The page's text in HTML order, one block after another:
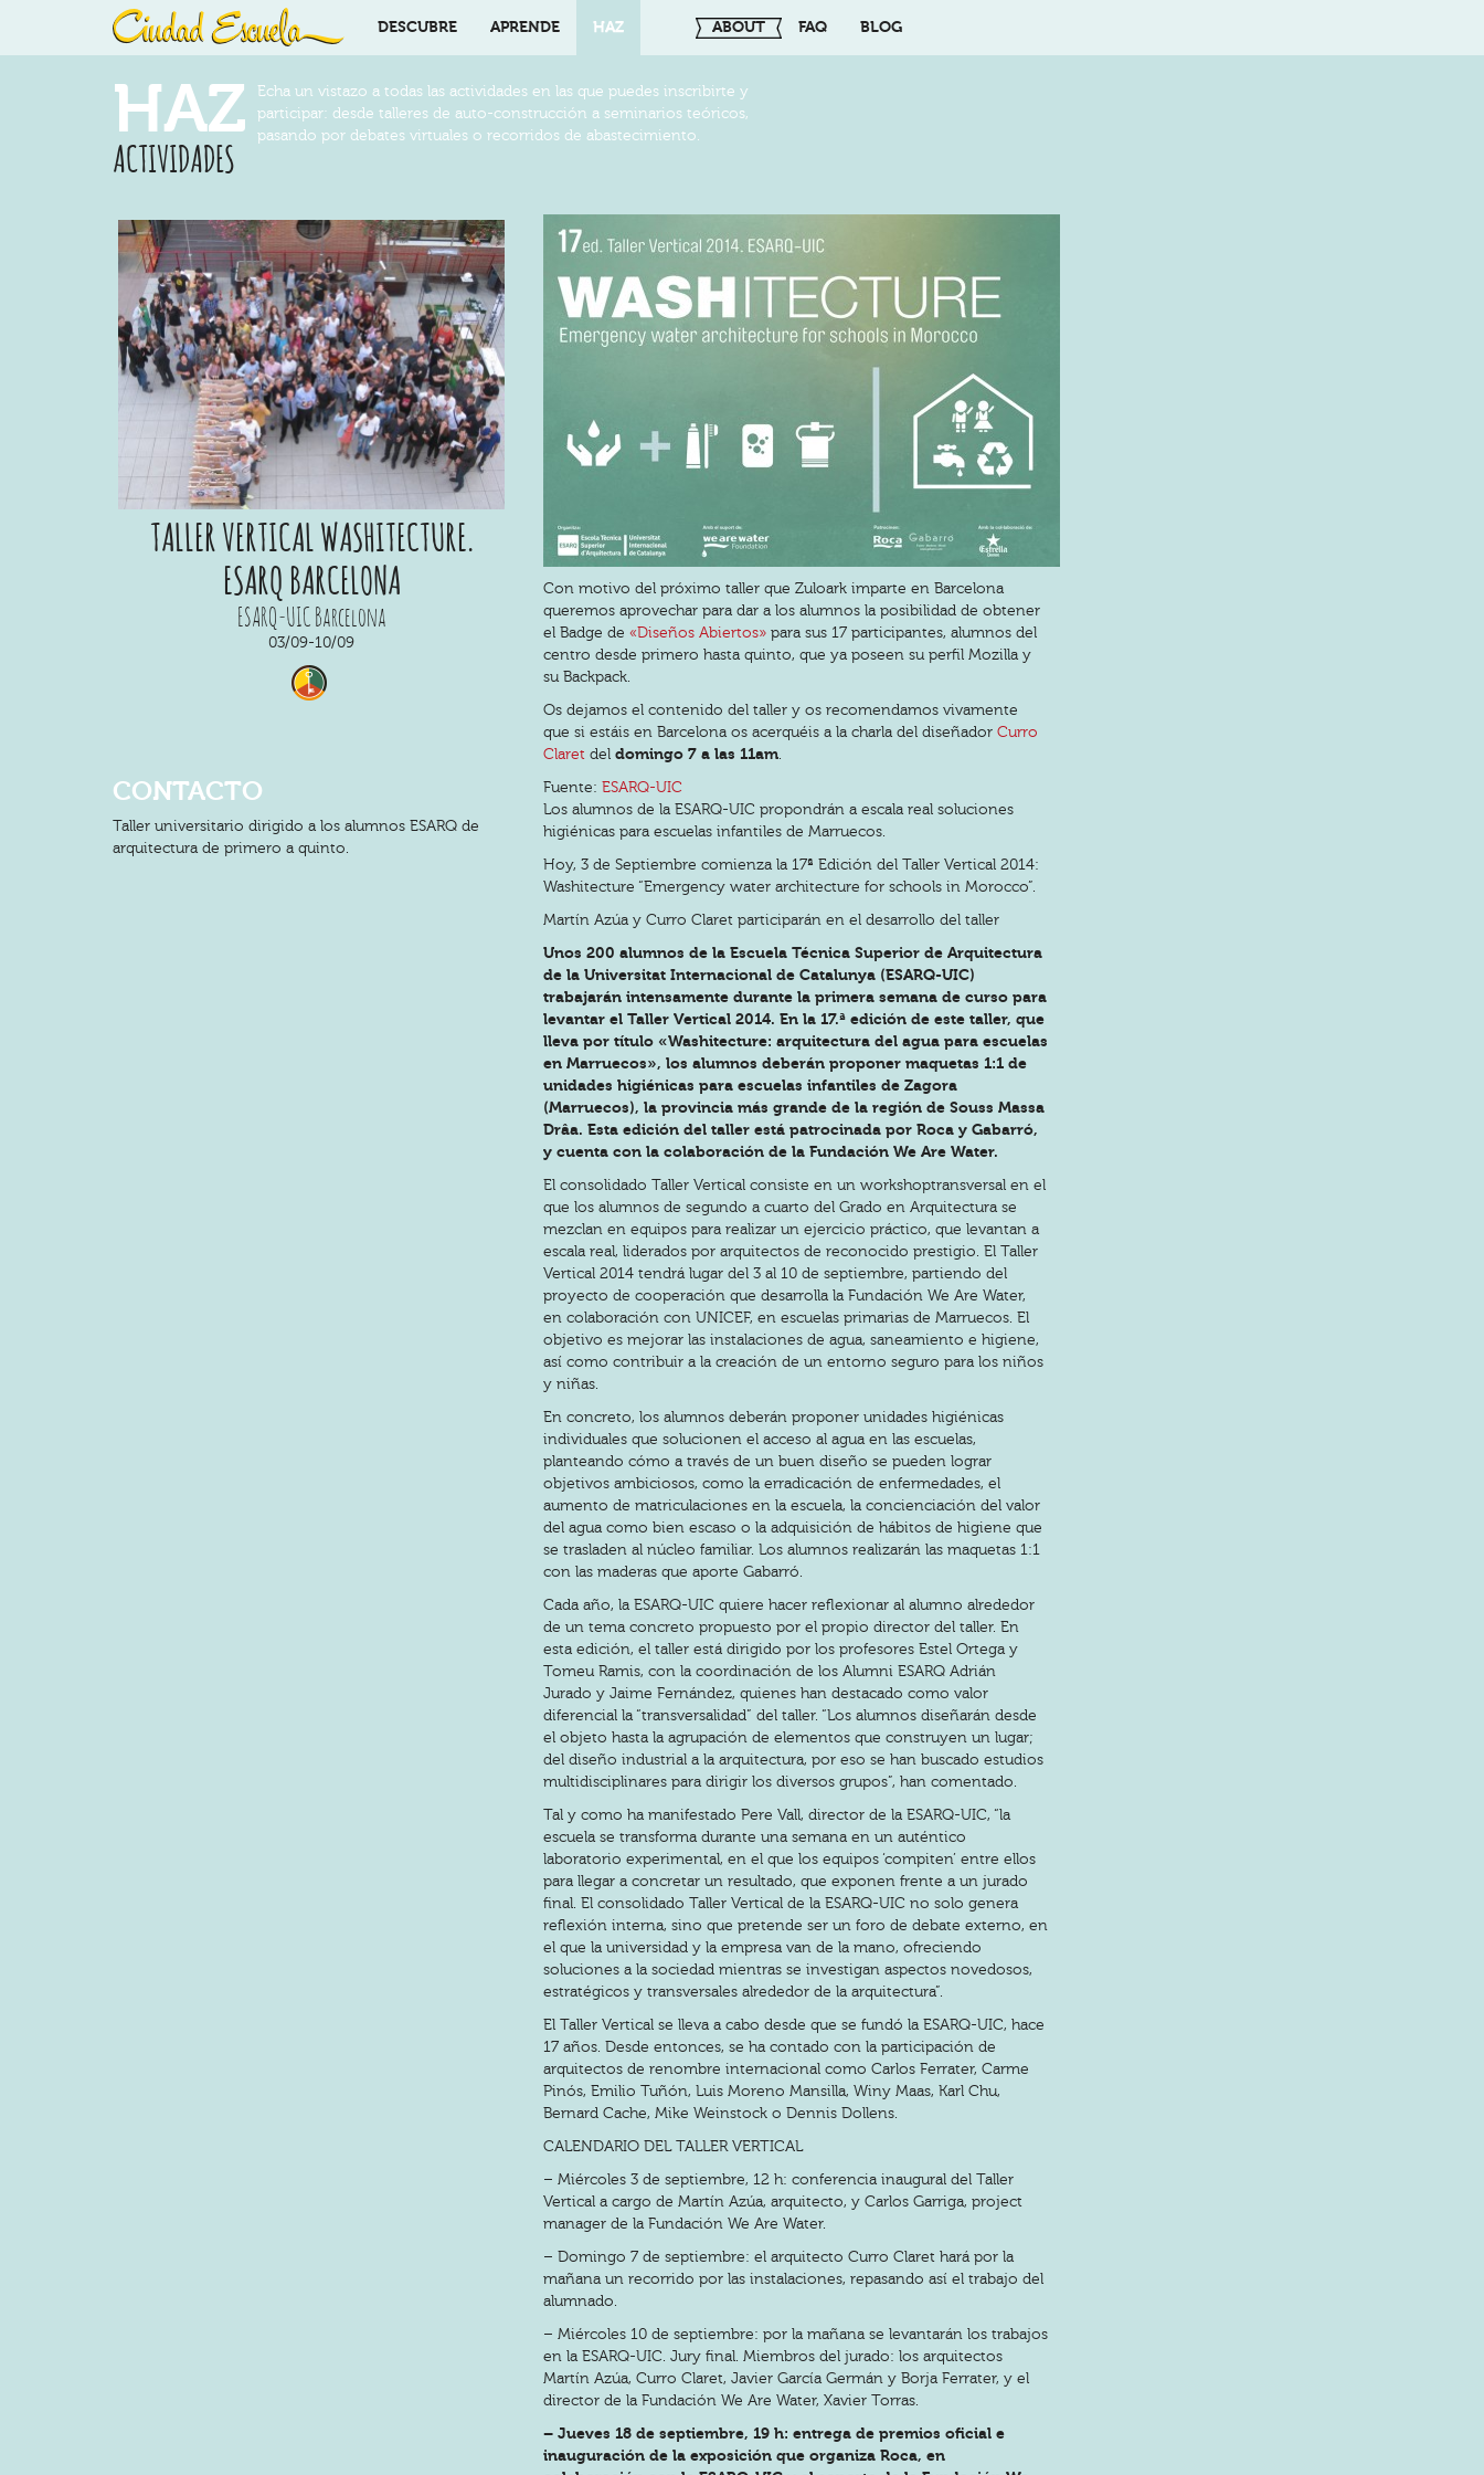
DESCUBRE APRENDE HAZ ABOUT FAQ BLOG
HAZ
ACTIVIDADES
Echa un vistazo a todas las actividades en las que puedes inscribirte y
participar: desde talleres de auto-construcción a seminarios teóricos,
pasando por debates virtuales o recorridos de abastecimiento.
TALLER VERTICAL WASHITECTURE.
ESARQ BARCELONA
ESARQ-UIC Barcelona
03/09-10/09
CONTACTO
Taller universitario dirigido a los alumnos ESARQ de
arquitectura de primero a quinto.
Con motivo del próximo taller que Zuloark imparte en Barcelona
queremos aprovechar para dar a los alumnos la posibilidad de obtener
el Badge de «Diseños Abiertos» para sus 17 participantes, alumnos del
centro desde primero hasta quinto, que ya poseen su perfil Mozilla y
su Backpack.
Os dejamos el contenido del taller y os recomendamos vivamente
que si estáis en Barcelona os acerquéis a la charla del diseñador Curro
Claret del domingo 7 a las 11am.
Fuente: ESARQ-UIC
Los alumnos de la ESARQ-UIC propondrán a escala real soluciones
higiénicas para escuelas infantiles de Marruecos.
Hoy, 3 de Septiembre comienza la 17ª Edición del Taller Vertical 2014:
Washitecture “Emergency water architecture for schools in Morocco”.
Martín Azúa y Curro Claret participarán en el desarrollo del taller
Unos 200 alumnos de la Escuela Técnica Superior de Arquitectura
de la Universitat Internacional de Catalunya (ESARQ-UIC)
trabajarán intensamente durante la primera semana de curso para
levantar el Taller Vertical 2014. En la 17.ª edición de este taller, que
lleva por título «Washitecture: arquitectura del agua para escuelas
en Marruecos», los alumnos deberán proponer maquetas 1:1 de
unidades higiénicas para escuelas infantiles de Zagora
(Marruecos), la provincia más grande de la región de Souss Massa
Drâa. Esta edición del taller está patrocinada por Roca y Gabarró,
y cuenta con la colaboración de la Fundación We Are Water.
El consolidado Taller Vertical consiste en un workshoptransversal en el
que los alumnos de segundo a cuarto del Grado en Arquitectura se
mezclan en equipos para realizar un ejercicio práctico, que levantan a
escala real, liderados por arquitectos de reconocido prestigio. El Taller
Vertical 2014 tendrá lugar del 3 al 10 de septiembre, partiendo del
proyecto de cooperación que desarrolla la Fundación We Are Water,
en colaboración con UNICEF, en escuelas primarias de Marruecos. El
objetivo es mejorar las instalaciones de agua, saneamiento e higiene,
así como contribuir a la creación de un entorno seguro para los niños
y niñas.
En concreto, los alumnos deberán proponer unidades higiénicas
individuales que solucionen el acceso al agua en las escuelas,
planteando cómo a través de un buen diseño se pueden lograr
objetivos ambiciosos, como la erradicación de enfermedades, el
aumento de matriculaciones en la escuela, la concienciación del valor
del agua como bien escaso o la adquisición de hábitos de higiene que
se trasladen al núcleo familiar. Los alumnos realizarán las maquetas 1:1
con las maderas que aporte Gabarró.
Cada año, la ESARQ-UIC quiere hacer reflexionar al alumno alrededor
de un tema concreto propuesto por el propio director del taller. En
esta edición, el taller está dirigido por los profesores Estel Ortega y
Tomeu Ramis, con la coordinación de los Alumni ESARQ Adrián
Jurado y Jaime Fernández, quienes han destacado como valor
diferencial la “transversalidad” del taller. “Los alumnos diseñarán desde
el objeto hasta la agrupación de elementos que construyen un lugar;
del diseño industrial a la arquitectura, por eso se han buscado estudios
multidisciplinares para dirigir los diversos grupos”, han comentado.
Tal y como ha manifestado Pere Vall, director de la ESARQ-UIC, “la
escuela se transforma durante una semana en un auténtico
laboratorio experimental, en el que los equipos ‘compiten’ entre ellos
para llegar a concretar un resultado, que exponen frente a un jurado
final. El consolidado Taller Vertical de la ESARQ-UIC no solo genera
reflexión interna, sino que pretende ser un foro de debate externo, en
el que la universidad y la empresa van de la mano, ofreciendo
soluciones a la sociedad mientras se investigan aspectos novedosos,
estratégicos y transversales alrededor de la arquitectura”.
El Taller Vertical se lleva a cabo desde que se fundó la ESARQ-UIC, hace
17 años. Desde entonces, se ha contado con la participación de
arquitectos de renombre internacional como Carlos Ferrater, Carme
Pinós, Emilio Tuñón, Luis Moreno Mansilla, Winy Maas, Karl Chu,
Bernard Cache, Mike Weinstock o Dennis Dollens.
CALENDARIO DEL TALLER VERTICAL
– Miércoles 3 de septiembre, 12 h: conferencia inaugural del Taller
Vertical a cargo de Martín Azúa, arquitecto, y Carlos Garriga, project
manager de la Fundación We Are Water.
– Domingo 7 de septiembre: el arquitecto Curro Claret hará por la
mañana un recorrido por las instalaciones, repasando así el trabajo del
alumnado.
– Miércoles 10 de septiembre: por la mañana se levantarán los trabajos
en la ESARQ-UIC. Jury final. Miembros del jurado: los arquitectos
Martín Azúa, Curro Claret, Javier García Germán y Borja Ferrater, y el
director de la Fundación We Are Water, Xavier Torras.
– Jueves 18 de septiembre, 19 h: entrega de premios oficial e
inauguración de la exposición que organiza Roca, en